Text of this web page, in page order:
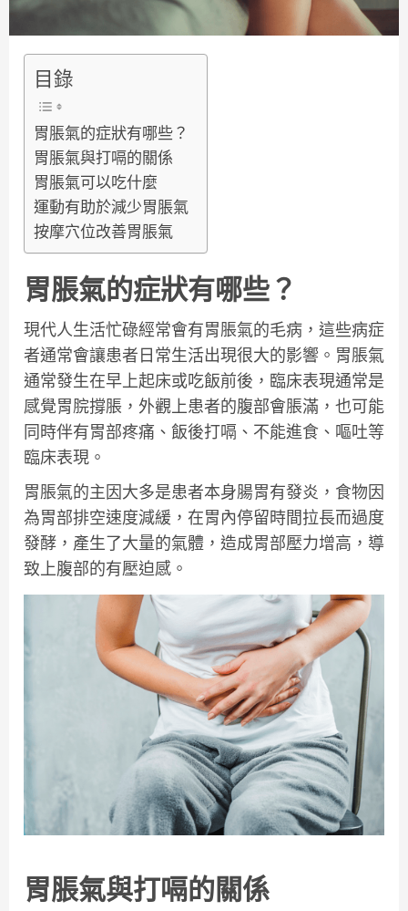
目錄
胃脹氣的症狀有哪些？
胃脹氣與打嗝的關係
胃脹氣可以吃什麼
運動有助於減少胃脹氣
按摩穴位改善胃脹氣
胃脹氣的症狀有哪些？
現代人生活忙碌經常會有胃脹氣的毛病，這些病症
者通常會讓患者日常生活出現很大的影響。胃脹氣
通常發生在早上起床或吃飯前後，臨床表現通常是
感覺胃脘撐脹，外觀上患者的腹部會脹滿，也可能
同時伴有胃部疼痛、飯後打嗝、不能進食、嘔吐等
臨床表現。
胃脹氣的主因大多是患者本身腸胃有發炎，食物因
為胃部排空速度減緩，在胃內停留時間拉長而過度
發酵，產生了大量的氣體，造成胃部壓力增高，導
致上腹部的有壓迫感。
胃脹氣與打嗝的關係